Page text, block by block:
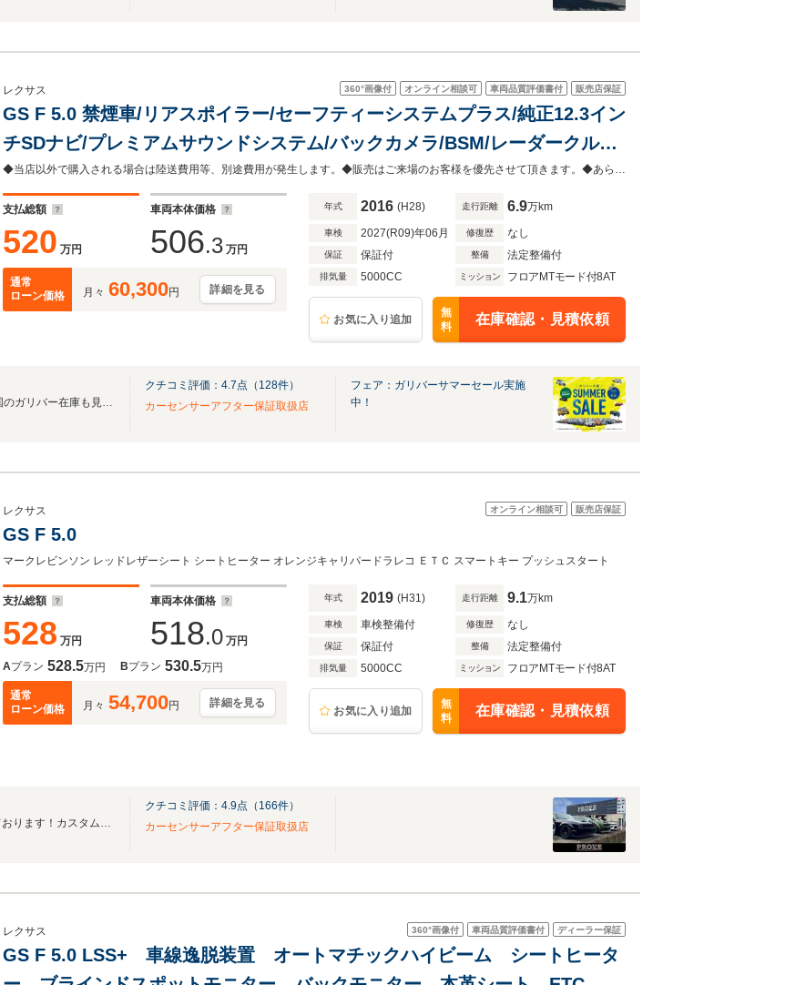
360°画像付 オンライン相談可 車両品質評価書付 販売店保証
レクサス
GS F 5.0 禁煙車/リアスポイラー/セーフティーシステムプラス/純正12.3イン
チSDナビ/プレミアムサウンドシステム/バックカメラ/BSM/レーダークルー
ズコントロール/オートブレーキホールド/パドルシフト/3眼LEDオートライ
ト
◆当店以外で購入される場合は陸送費用等、別途費用が発生します。◆販売はご来場のお客様を優先させて頂きます。◆あらかじめご確認下さい※販売は一般のお客様に限ります。
支払総額
520 万円
車両本体価格
506.3 万円
通常
ローン価格
月々 60,300円 詳細を見る
年式 2016 (H28) 走行距離 6.9万km
車検 2027(R09)年06月 修復歴 なし
保証 保証付 整備 法定整備付
排気量 5000CC ミッション フロアMTモード付8AT
お気に入り追加
無
料
在庫確認・見積依頼
無料電話は24時間ご案内！！全国のガリバー在庫も見たい方は一括照会が可能です！
クチコミ評価： 4.7点（ 128件）
カーセンサーアフター保証取扱店
フェア：ガリバーサマーセール実施
中！
オンライン相談可 販売店保証
レクサス
GS F 5.0
マークレビンソン レッドレザーシート シートヒーター オレンジキャリパードラレコ ＥＴＣ スマートキー プッシュスタート
支払総額
528 万円
車両本体価格
518.0 万円
Aプラン 528.5万円 Bプラン 530.5万円
通常
ローン価格
月々 54,700円 詳細を見る
年式 2019 (H31) 走行距離 9.1万km
車検 車検整備付 修復歴 なし
保証 保証付 整備 法定整備付
排気量 5000CC ミッション フロアMTモード付8AT
お気に入り追加
無
料
在庫確認・見積依頼
ドレスＵＰ車を中心に取り扱っております！カスタムのご相談もお気軽にご来店下さい！
クチコミ評価： 4.9点（ 166件）
カーセンサーアフター保証取扱店
360°画像付 車両品質評価書付 ディーラー保証
レクサス
GS F 5.0 LSS+ 車線逸脱装置 オートマチックハイビーム シートヒータ